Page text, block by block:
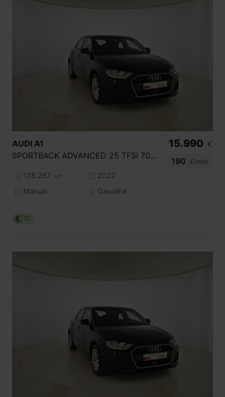
AUDI A1
SPORTBACK ADVANCED 25 TFSI 70KW (95CV)
128.267 km
2022
Manual
Gasolina
15.990 €
190
€/mes
C